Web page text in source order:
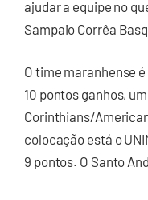
ajudar a equipe no
Sampaio Corrêa
O time maranhense
10 pontos ganhos,
Corinthians/
colocação está o
9 pontos. O Santo